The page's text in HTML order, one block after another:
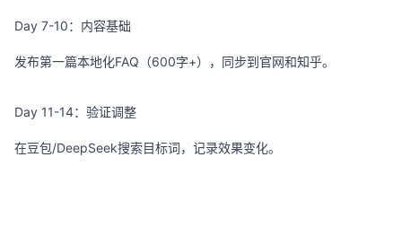
Day 7-10：内容基础
发布第一篇本地化FAQ（600字+），同步到官网和知乎。
Day 11-14：验证调整
在豆包/DeepSeek搜索目标词，记录效果变化。